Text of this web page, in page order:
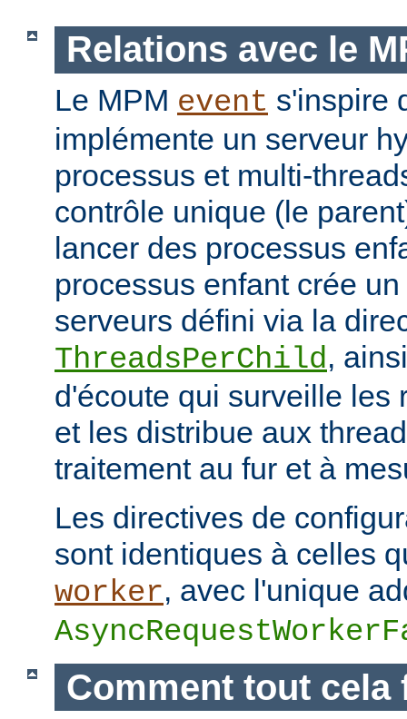
Relations avec le
Le MPM event s'inspire
implémente un serveur
processus et multi-
contrôle unique (le
lancer des processus
processus enfant crée
serveurs défini via la
ThreadsPerChild,
d'écoute qui surveille les
et les distribue aux
traitement au fur et à
Les directives de
sont identiques à celles
worker, avec l'unique
Comment tout cela